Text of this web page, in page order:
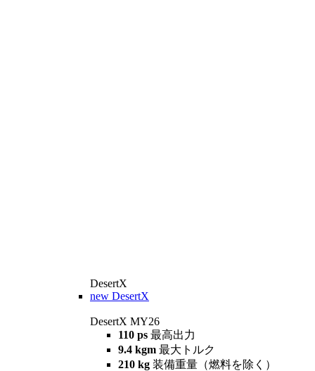
DesertX
new DesertX
DesertX MY26
110 ps 最高出力
9.4 kgm 最大トルク
210 kg 装備重量（燃料を除く）